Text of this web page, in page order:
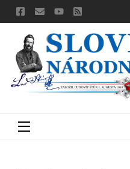
Skip
to
content
Menu